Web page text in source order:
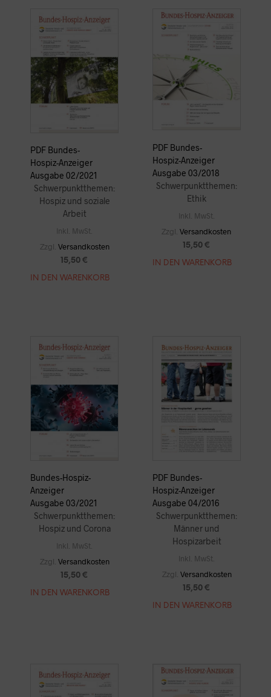
PDF Bundes-
Hospiz-Anzeiger
Ausgabe 02/2021
Schwerpunktthemen:
Hospiz und soziale
Arbeit
Inkl. MwSt.
Zzgl. Versandkosten
15,50€
IN DEN WARENKORB
PDF Bundes-
Hospiz-Anzeiger
Ausgabe 03/2018
Schwerpunktthemen:
Ethik
Inkl. MwSt.
Zzgl.Versandkosten
15,50 €
IN DEN WARENKORB
Bundes-Hospiz-
Anzeiger
Ausgabe 03/2021
Schwerpunktthemen:
Hospiz und Corona
Inkl. MwSt.
Zzgl. Versandkosten
15,50€
IN DEN WARENKORB
PDF Bundes-
Hospiz-Anzeiger
Ausgabe 04/2016
Schwerpunktthemen:
Männer und
Hospizarbeit
Inkl. MwSt.
Zzgl. Versandkosten
15,50 €
IN DEN WARENKORB